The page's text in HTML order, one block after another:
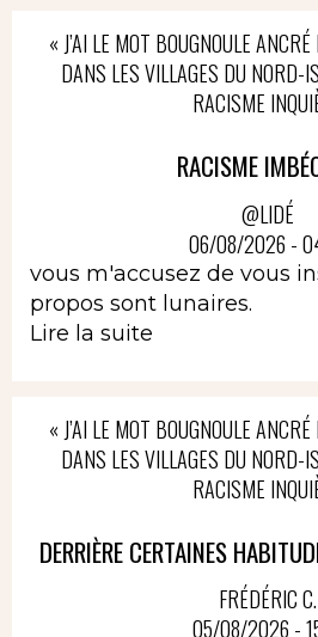
« J’AI LE MOT BOUGNOULE
DANS LES VILLAGES DU NORD-
RACISME
RACISME
@LIDÉ
06/08/2026 -
vous m'accusez de vous
propos sont lunaires.
Lire la suite
« J’AI LE MOT BOUGNOULE
DANS LES VILLAGES DU NORD-
RACISME
DERRIÈRE CERTAINES
FRÉDÉRIC C.
05/08/2026 -